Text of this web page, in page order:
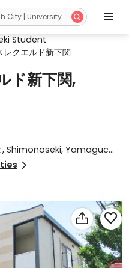

Student
レクエルド新下関
ド新下関,
, Shimonoseki, Yamaguchi

 